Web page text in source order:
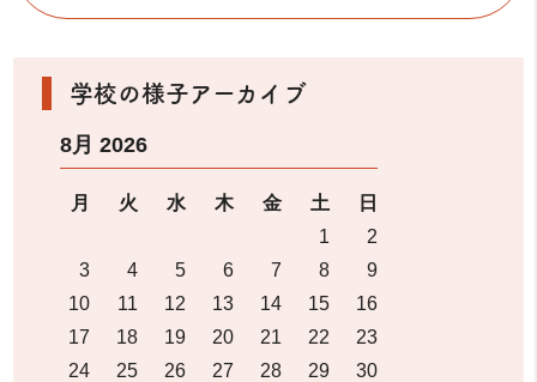
学校の様子アーカイブ
8月 2026
月 火 水 木 金 土
日
1
2
3
4 5 6 7 8
9
10
11 12 13 14 15
16
17
18 19 20 21 22
23
24
25 26 27 28 29
30